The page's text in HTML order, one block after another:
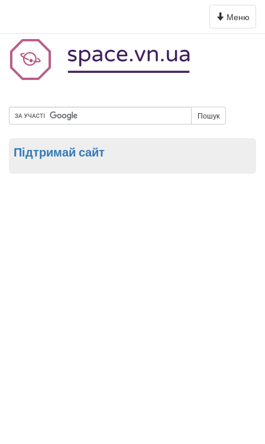
Toggle
navigation
Меню
Пошук
Підтримай сайт